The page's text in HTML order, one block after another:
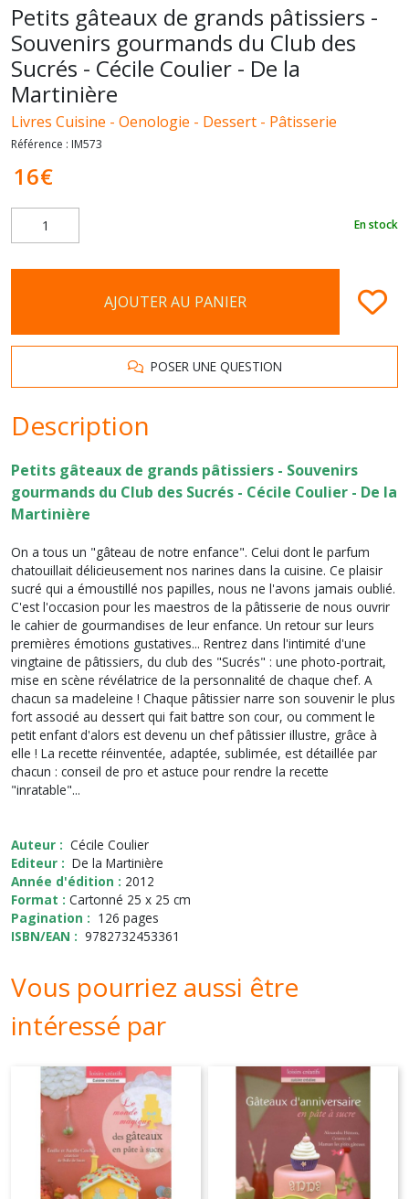
Petits gâteaux de grands pâtissiers -
Souvenirs gourmands du Club des
Sucrés - Cécile Coulier - De la
Martinière
Livres Cuisine - Oenologie - Dessert - Pâtisserie
Référence : IM573
16€
En stock
AJOUTER AU PANIER
POSER UNE QUESTION
Description
Petits gâteaux de grands pâtissiers - Souvenirs
gourmands du Club des Sucrés - Cécile Coulier - De la
Martinière
On a tous un "gâteau de notre enfance". Celui dont le parfum
chatouillait délicieusement nos narines dans la cuisine. Ce plaisir
sucré qui a émoustillé nos papilles, nous ne l'avons jamais oublié.
C'est l'occasion pour les maestros de la pâtisserie de nous ouvrir
le cahier de gourmandises de leur enfance. Un retour sur leurs
premières émotions gustatives... Rentrez dans l'intimité d'une
vingtaine de pâtissiers, du club des "Sucrés" : une photo-portrait,
mise en scène révélatrice de la personnalité de chaque chef. A
chacun sa madeleine ! Chaque pâtissier narre son souvenir le plus
fort associé au dessert qui fait battre son cour, ou comment le
petit enfant d'alors est devenu un chef pâtissier illustre, grâce à
elle ! La recette réinventée, adaptée, sublimée, est détaillée par
chacun : conseil de pro et astuce pour rendre la recette
"inratable"...
Auteur : Cécile Coulier
Editeur : De la Martinière
Année d'édition : 2012
Format : Cartonné 25 x 25 cm
Pagination : 126 pages
ISBN/EAN : 9782732453361
Vous pourriez aussi être
intéressé par